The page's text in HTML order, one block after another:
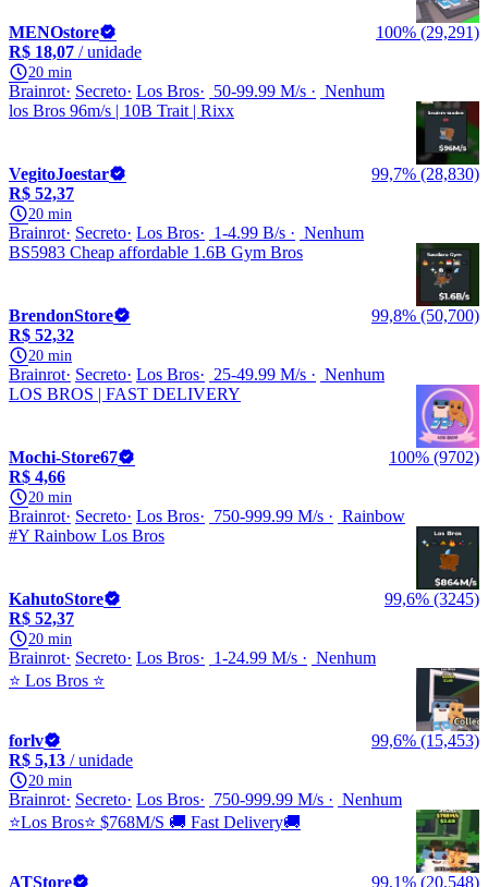
MENOstore
100% (29,291)
R$ 18,07 / unidade
20 min
Brainrot Secreto Los Bros 50-99.99 M/s
Nenhum
los Bros 96m/s | 10B Trait | Rixx
VegitoJoestar
99,7% (28,830)
R$ 52,37
20 min
Brainrot Secreto Los Bros 1-4.99 B/s
Nenhum
BS5983 Cheap affordable 1.6B Gym Bros
BrendonStore
99,8% (50,700)
R$ 52,32
20 min
Brainrot Secreto Los Bros 25-49.99 M/s
Nenhum
LOS BROS | FAST DELIVERY
Mochi-Store67
100% (9702)
R$ 4,66
20 min
Brainrot Secreto Los Bros 750-999.99 M/s
Rainbow
#Y Rainbow Los Bros
KahutoStore
99,6% (3245)
R$ 52,37
20 min
Brainrot Secreto Los Bros 1-24.99 M/s
Nenhum
⭐️ Los Bros ⭐️
forlv
99,6% (15,453)
R$ 5,13 / unidade
20 min
Brainrot Secreto Los Bros 750-999.99 M/s
Nenhum
⭐Los Bros⭐ $768M/S 🚚 Fast Delivery🚚
ATStore 99,1% (20,548)